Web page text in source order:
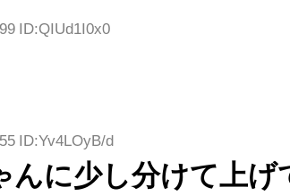
ID:QIUd1I0x0
ID:Yv4LOyB/d
んに少し分けて上げ